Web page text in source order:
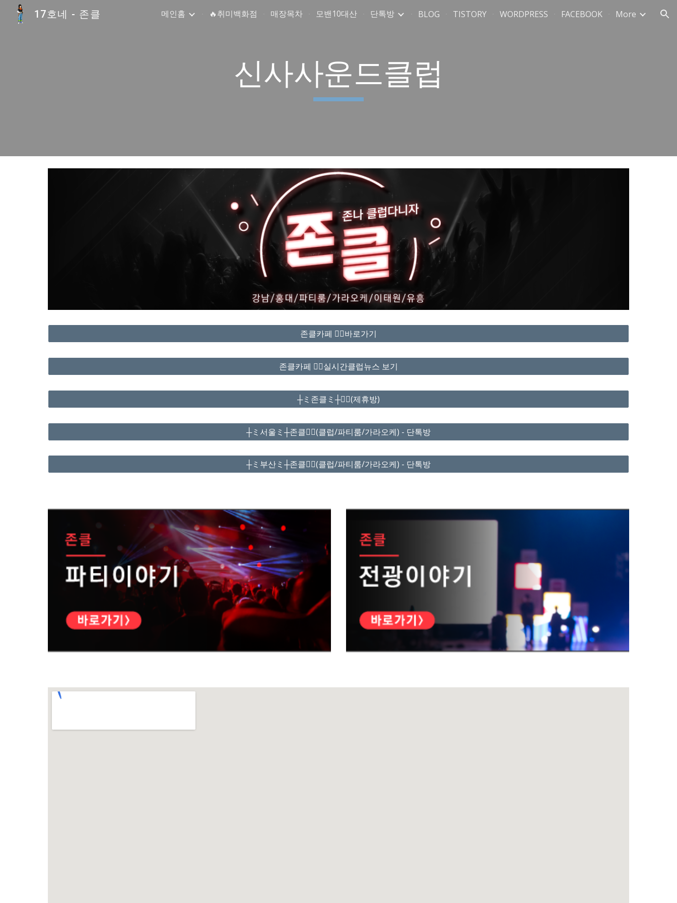
Skip to main content Skip to navigation
17호네 - 존클 메인홈 🔥취미백화점 매장목차 모밴10대산 단톡방 BLOG TISTORY WORDPRESS FACEBOOK More
신사사운드클럽
존클카페 ❤️‍🔥바로가기
존클카페 ❤️‍🔥실시간클럽뉴스 보기
┼ミ존클ミ┼❤️‍🔥(제휴방)
┼ミ서울ミ┼존클❤️‍🔥(클럽/파티룸/가라오케) - 단톡방
┼ミ부산ミ┼존클❤️‍🔥(클럽/파티룸/가라오케) - 단톡방